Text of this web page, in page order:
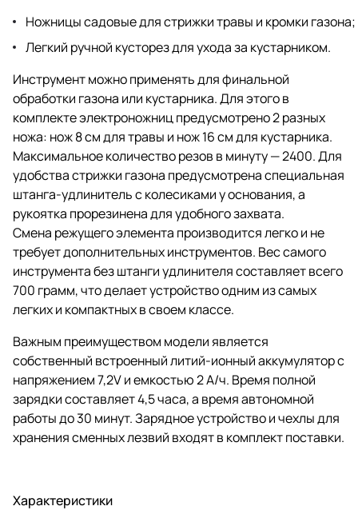
Ножницы садовые для стрижки травы и кромки газона;
Легкий ручной кусторез для ухода за кустарником.
Инструмент можно применять для финальной
обработки газона или кустарника. Для этого в
комплекте электроножниц предусмотрено 2 разных
ножа: нож 8 см для травы и нож 16 см для кустарника.
Максимальное количество резов в минуту — 2400. Для
удобства стрижки газона предусмотрена специальная
штанга-удлинитель с колесиками у основания, а
рукоятка прорезинена для удобного захвата.
Смена режущего элемента производится легко и не
требует дополнительных инструментов. Вес самого
инструмента без штанги удлинителя составляет всего
700 грамм, что делает устройство одним из самых
легких и компактных в своем классе.
Важным преимуществом модели является
собственный встроенный литий-ионный аккумулятор с
напряжением 7,2V и емкостью 2 А/ч. Время полной
зарядки составляет 4,5 часа, а время автономной
работы до 30 минут. Зарядное устройство и чехлы для
хранения сменных лезвий входят в комплект поставки.
Характеристики